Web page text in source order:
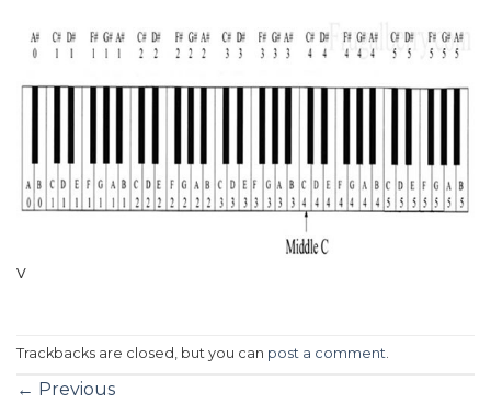
v
Trackbacks are closed, but you can post a comment
← Previous